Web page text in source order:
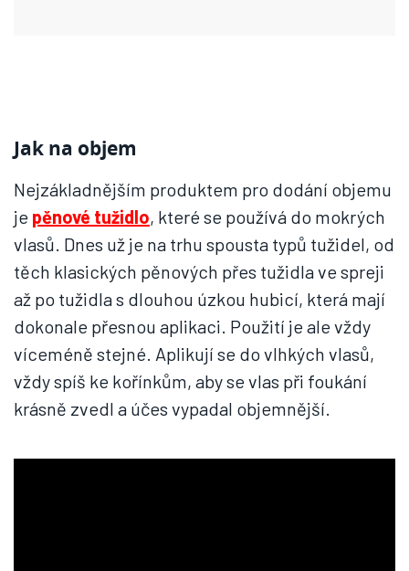
Jak na objem
Nejzákladnějším produktem pro dodání objemu
je pěnové tužidlo, které se používá do mokrých
vlasů. Dnes už je na trhu spousta typů tužidel, od
těch klasických pěnových přes tužidla ve spreji
až po tužidla s dlouhou úzkou hubicí, která mají
dokonale přesnou aplikaci. Použití je ale vždy
víceméně stejné. Aplikují se do vlhkých vlasů,
vždy spíš ke kořínkům, aby se vlas při foukání
krásně zvedl a účes vypadal objemnější.